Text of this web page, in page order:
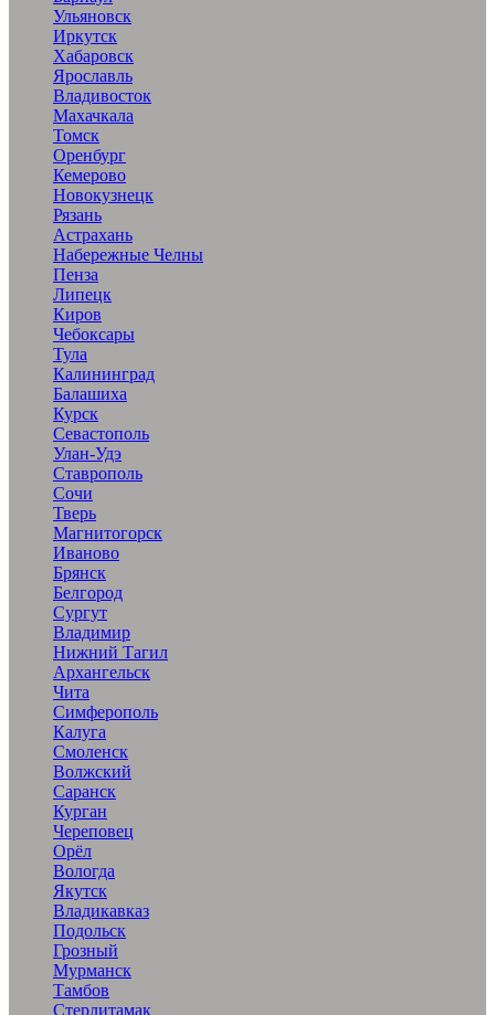
Ульяновск
Иркутск
Хабаровск
Ярославль
Владивосток
Махачкала
Томск
Оренбург
Кемерово
Новокузнецк
Рязань
Астрахань
Набережные Челны
Пенза
Липецк
Киров
Чебоксары
Тула
Калининград
Балашиха
Курск
Севастополь
Улан-Удэ
Ставрополь
Сочи
Тверь
Магнитогорск
Иваново
Брянск
Белгород
Сургут
Владимир
Нижний Тагил
Архангельск
Чита
Симферополь
Калуга
Смоленск
Волжский
Саранск
Курган
Череповец
Орёл
Вологда
Якутск
Владикавказ
Подольск
Грозный
Мурманск
Тамбов
Стерлитамак